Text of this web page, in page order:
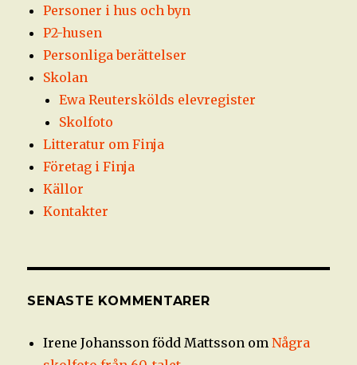
Personer i hus och byn
P2-husen
Personliga berättelser
Skolan
Ewa Reuterskölds elevregister
Skolfoto
Litteratur om Finja
Företag i Finja
Källor
Kontakter
SENASTE KOMMENTARER
Irene Johansson född Mattsson omNågra